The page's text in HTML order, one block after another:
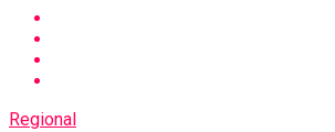
Regional